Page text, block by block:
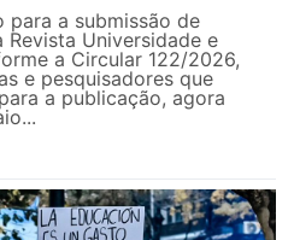
a submissão de
Universidade e
a Circular 122/2026,
e pesquisadores que
a publicação, agora